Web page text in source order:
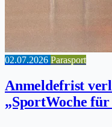
02.07.2026 Parasport
Anmeldefrist
„SportWoche